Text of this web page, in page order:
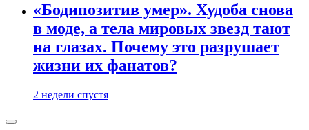
«Бодипозитив умер». Худоба снова
в моде, а тела мировых звезд тают
на глазах. Почему это разрушает
жизни их фанатов?
2 недели спустя